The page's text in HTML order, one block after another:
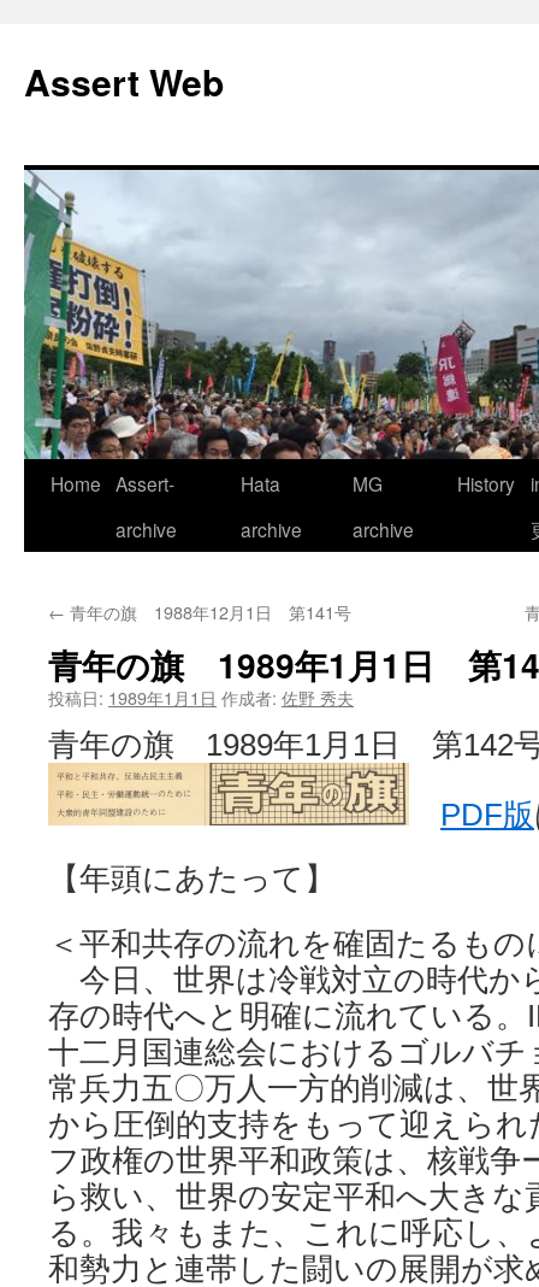
テ
ン
ス
キ
ッ
プ
Assert Web
Home Assert-
archive
Hata
archive
MG
archive
History
← 青年の旗 1988年12月1日 第141号
青年の旗 1989年1月1日 第
投稿日: 1989年1月1日 作成者: 佐野 秀夫
青年の旗 1989年1月1日 第142
PDF版
【年頭にあたって】
＜平和共存の流れを確固たるもの
今日、世界は冷戦対立の時代か
存の時代へと明確に流れている。
十二月国連総会におけるゴルバ
常兵力五〇万人一方的削減は、世
から圧倒的支持をもって迎えら
フ政権の世界平和政策は、核戦争
ら救い、世界の安定平和へ大き
る。我々もまた、これに呼応し
和勢力と連帯した闘いの展開が